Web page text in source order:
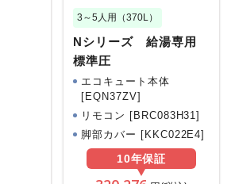
3～5人用（370L）
Nシリーズ 給湯専用
標準圧
エコキュート本体
[EQN37ZV]
リモコン [BRC083H31]
脚部カバー [KKC022E4]
10年保証